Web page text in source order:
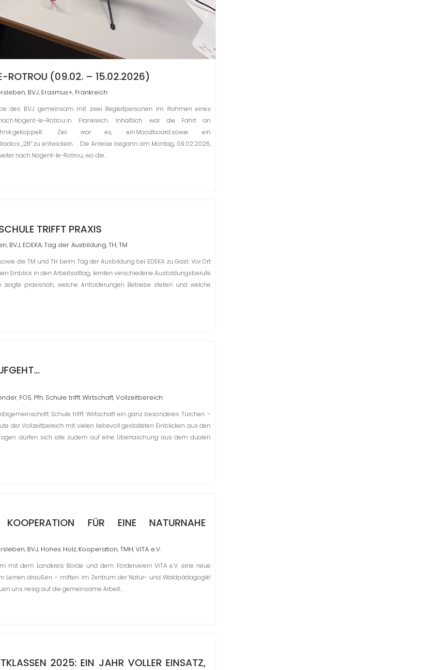
ROTROU (09.02. – 15.02.2026)
, BVJ, Erasmus+, Frankreich
des BVJ gemeinsam mit zwei Begleitpersonen im Rahmen eines
nach Nogent-le-Rotrou in Frankreich. Inhaltlich war die Fahrt an
gekoppelt. Ziel war es, ein Moodboard sowie ein
„2B“ zu entwickeln. Die Anreise begann am Montag, 09.02.2026,
nach Nogent-le-Rotrou, wo die…
TRIFFT PRAXIS
, BVJ, EDEKA,Tag der Ausbildung,TH,TM
die TM und TH beim Tag der Ausbildung bei EDEKA zu Gast. Vor Ort
Einblick in den Arbeitsalltag, lernten verschiedene Ausbildungsberufe
praxisnah, welche Anforderungen Betriebe stellen und welche
, FOS, Pfh, Schule trifft Wirtschaft,Vollzeitbereich
Schule trifft Wirtschaft ein ganz besonderes Türchen –
der Vollzeitbereich mit vielen liebevoll gestalteten Einblicken aus den
dürfen sich alle zudem auf eine Überraschung aus dem dualen
FÜR EINE NATURNAHE
, BVJ, Hohes Holz, Kooperation,TMH,VITA e.V.
mit dem Landkreis Börde und dem Förderverein VITA e.V. eine neue
Lernen draußen – mitten im Zentrum der Natur- und Waldpädagogik!
uns riesig auf die gemeinsame Arbeit…
2025: EIN JAHR VOLLER EINSATZ,